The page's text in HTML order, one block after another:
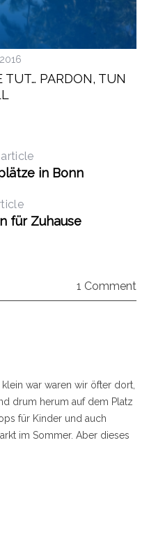
TUT… PARDON, TUN
in Bonn
für Zuhause
1 Comment
war waren wir öfter dort,
drum herum auf dem Platz
für Kinder und auch
im Sommer. Aber dieses